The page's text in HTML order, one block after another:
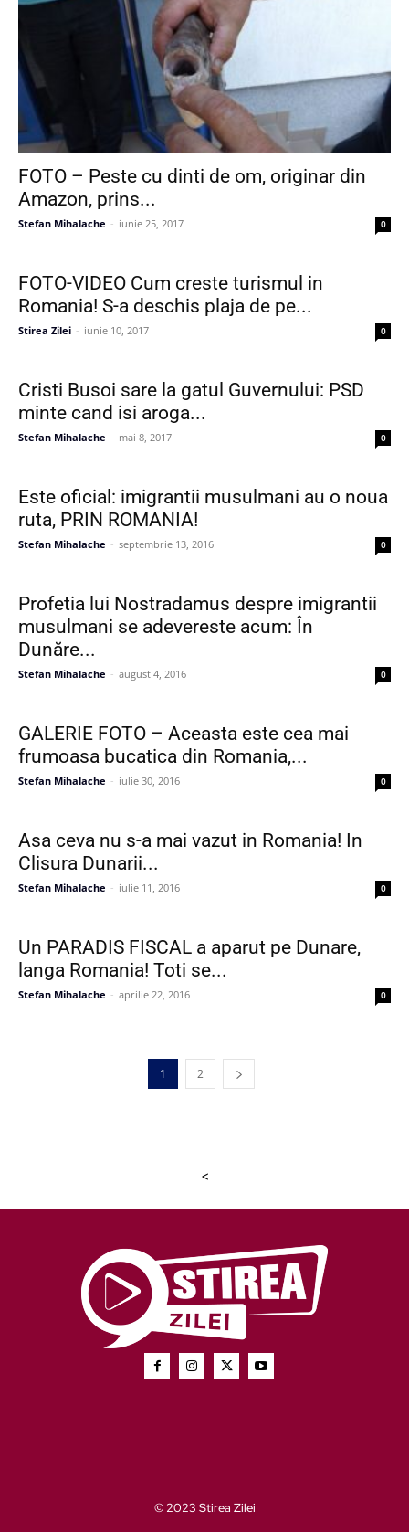
FOTO – Peste cu dinti de om, originar din
Amazon, prins...
Stefan Mihalache - iunie 25, 2017 0
FOTO-VIDEO Cum creste turismul in
Romania! S-a deschis plaja de pe...
Stirea Zilei - iunie 10, 2017 0
Cristi Busoi sare la gatul Guvernului: PSD
minte cand isi aroga...
Stefan Mihalache - mai 8, 2017 0
Este oficial: imigrantii musulmani au o noua
ruta, PRIN ROMANIA!
Stefan Mihalache - septembrie 13, 2016 0
Profetia lui Nostradamus despre imigrantii
musulmani se adevereste acum: În
Dunăre...
Stefan Mihalache - august 4, 2016 0
GALERIE FOTO – Aceasta este cea mai
frumoasa bucatica din Romania,...
Stefan Mihalache - iulie 30, 2016 0
Asa ceva nu s-a mai vazut in Romania! In
Clisura Dunarii...
Stefan Mihalache - iulie 11, 2016 0
Un PARADIS FISCAL a aparut pe Dunare,
langa Romania! Toti se...
Stefan Mihalache - aprilie 22, 2016 0
1 2
<
© 2023 Stirea Zilei